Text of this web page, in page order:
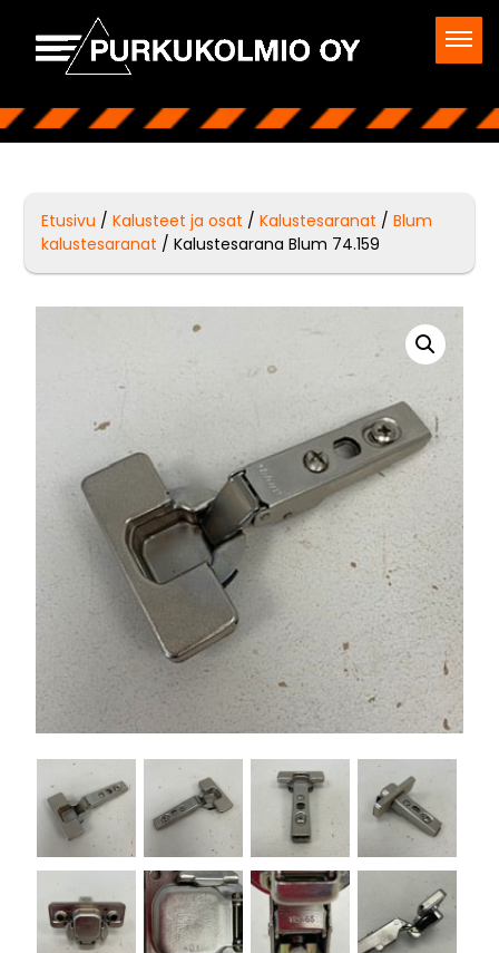
Etusivu /Kalusteet ja osat /Kalustesaranat /Blum
kalustesaranat / Kalustesarana Blum 74.159